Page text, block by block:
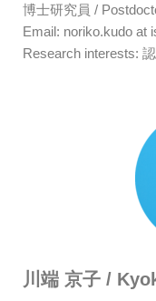
博士研究員 /
Email: noriko.kudo at
Research interests:
川端 京子 /